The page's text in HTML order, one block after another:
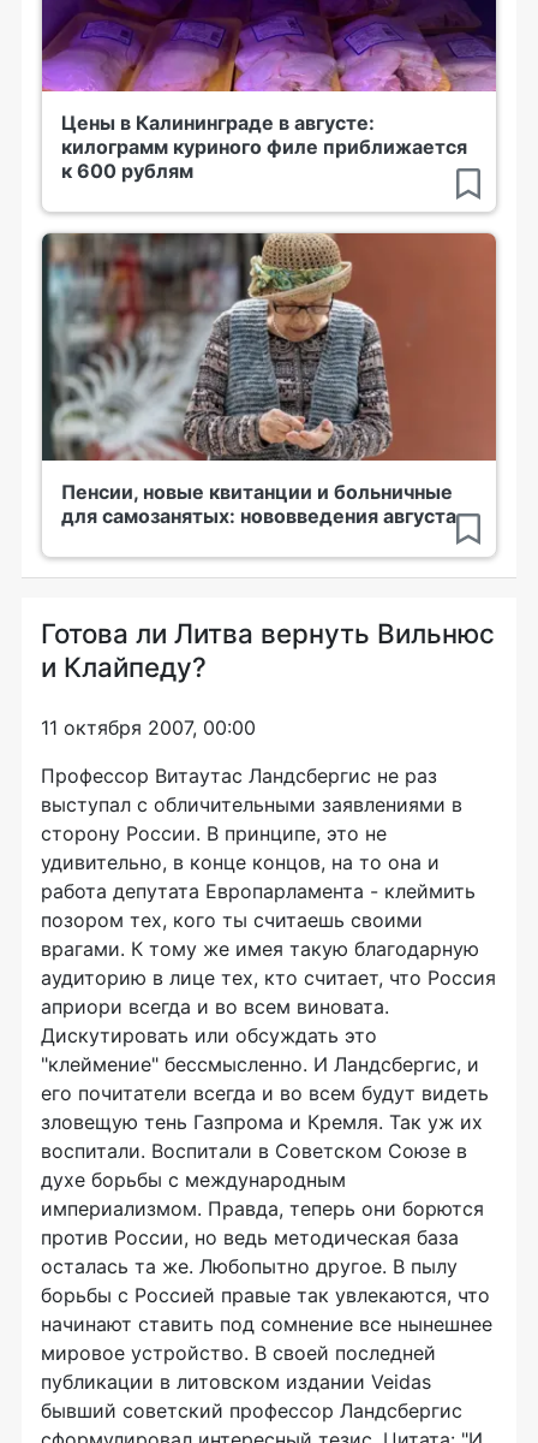
Цены в Калининграде в августе:
килограмм куриного филе приближается
к 600 рублям
Пенсии, новые квитанции и больничные
для самозанятых: нововведения августа
Готова ли Литва вернуть Вильнюс
и Клайпеду?
11 октября 2007, 00:00
Профессор Витаутас Ландсбергис не раз
выступал с обличительными заявлениями в
сторону России. В принципе, это не
удивительно, в конце концов, на то она и
работа депутата Европарламента - клеймить
позором тех, кого ты считаешь своими
врагами. К тому же имея такую благодарную
аудиторию в лице тех, кто считает, что Россия
априори всегда и во всем виновата.
Дискутировать или обсуждать это
"клеймение" бессмысленно. И Ландсбергис, и
его почитатели всегда и во всем будут видеть
зловещую тень Газпрома и Кремля. Так уж их
воспитали. Воспитали в Советском Союзе в
духе борьбы с международным
империализмом. Правда, теперь они борются
против России, но ведь методическая база
осталась та же. Любопытно другое. В пылу
борьбы с Россией правые так увлекаются, что
начинают ставить под сомнение все нынешнее
мировое устройство. В своей последней
публикации в литовском издании Veidas
бывший советский профессор Ландсбергис